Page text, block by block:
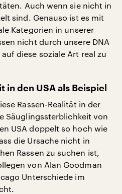
Auch wenn sie nicht in
sind. Genauso ist es mit
Kategorien in unserer
nicht durch unsere DNA
diese soziale Art real zu
den USA als Beispiel
Rassen-Realität in der
Säuglingssterblichkeit von
USA doppelt so hoch wie
die Ursache nicht in
Rassen zu suchen ist,
von Alan Goodman
Unterschiede im